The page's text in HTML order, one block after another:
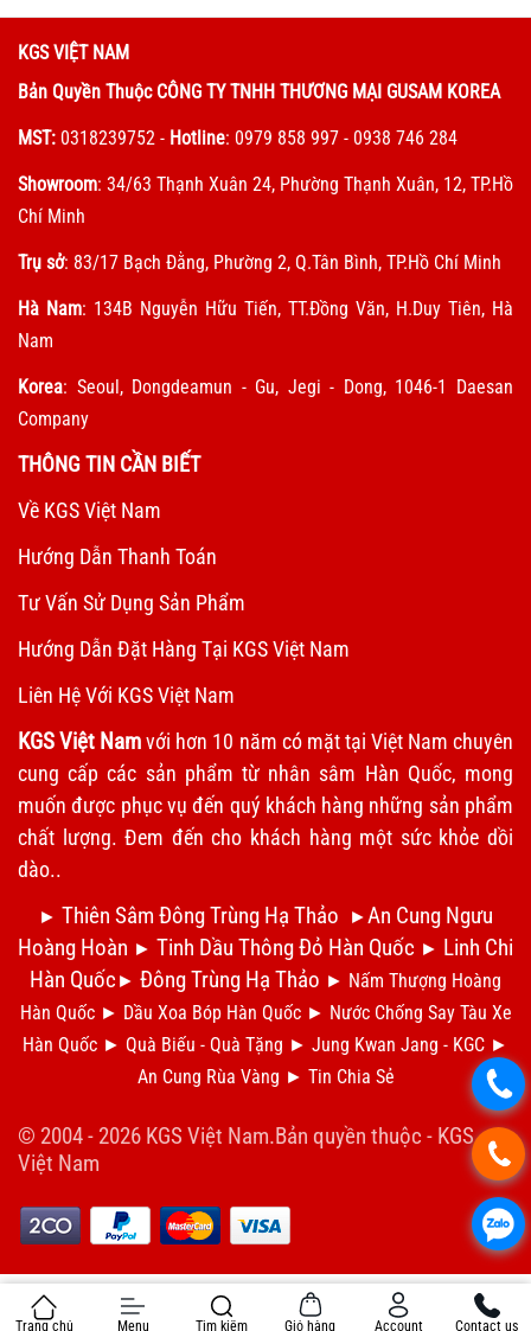
KGS VIỆT NAM
Bản Quyền Thuộc CÔNG TY TNHH THƯƠNG MẠI GUSAM KOREA
MST: 0318239752 - Hotline: 0979 858 997 - 0938 746 284
Showroom: 34/63 Thạnh Xuân 24, Phường Thạnh Xuân, 12, TP.Hồ
Chí Minh
Trụ sở: 83/17 Bạch Đằng, Phường 2, Q.Tân Bình, TP.Hồ Chí Minh
Hà Nam: 134B Nguyễn Hữu Tiến, TT.Đồng Văn, H.Duy Tiên, Hà
Nam
Korea: Seoul, Dongdeamun - Gu, Jegi - Dong, 1046-1 Daesan
Company
THÔNG TIN CẦN BIẾT
Về KGS Việt Nam
Hướng Dẫn Thanh Toán
Tư Vấn Sử Dụng Sản Phẩm
Hướng Dẫn Đặt Hàng Tại KGS Việt Nam
Liên Hệ Với KGS Việt Nam
KGS Việt Namvới hơn 10 năm có mặt tại Việt Nam chuyên
cung cấp các sản phẩm từ nhân sâm Hàn Quốc, mong
muốn được phục vụ đến quý khách hàng những sản phẩm
chất lượng. Đem đến cho khách hàng một sức khỏe dồi
dào..
.
.
.
► Thiên Sâm Đông Trùng Hạ Thảo ►An Cung Ngưu
Hoàng Hoàn ► Tinh Dầu Thông Đỏ Hàn Quốc ► Linh Chi
Hàn Quốc ► Đông Trùng Hạ Thảo ► Nấm Thượng Hoàng
Hàn Quốc ► Dầu Xoa Bóp Hàn Quốc ► Nước Chống Say Tàu Xe
Hàn Quốc ► Quà Biếu - Quà Tặng ► Jung Kwan Jang - KGC ►
An Cung Rùa Vàng ► Tin Chia Sẻ
© 2004 - 2026 KGS Việt Nam.Bản quyền thuộc - KGS
Việt Nam
Trang chủ Menu Tìm kiếm Giỏ hàng Account Contact us